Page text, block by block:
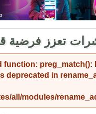
تعزز فرضية
function: preg_match():
deprecated in
all/modules/